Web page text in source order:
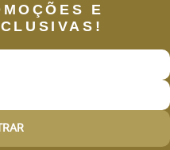
E